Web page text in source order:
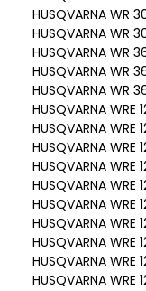
HUSQVARNA WR
HUSQVARNA WR
HUSQVARNA WR
HUSQVARNA WR
HUSQVARNA WR
HUSQVARNA
HUSQVARNA
HUSQVARNA
HUSQVARNA
HUSQVARNA
HUSQVARNA
HUSQVARNA
HUSQVARNA
HUSQVARNA
HUSQVARNA